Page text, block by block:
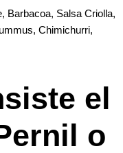
Barbacoa, Salsa Criolla,
Chimichurri,
el
o